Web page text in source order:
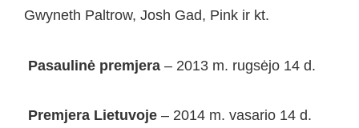
Gwyneth Paltrow, Josh Gad, Pink ir kt.
Pasaulinė premjera – 2013 m. rugsėjo 14 d.
Premjera Lietuvoje – 2014 m. vasario 14 d.